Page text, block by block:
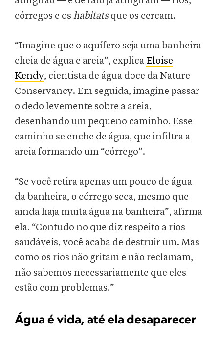
córregos e os habitatsque os cercam.
“Imagine que o aquífero seja uma banheira
cheia de água e areia”, explica Eloise
Kendy, cientista de água doce da Nature
Conservancy. Em seguida, imagine passar
o dedo levemente sobre a areia,
desenhando um pequeno caminho. Esse
caminho se enche de água, que infiltra a
areia formando um “córrego”.
“Se você retira apenas um pouco de água
da banheira, o córrego seca, mesmo que
ainda haja muita água na banheira”, afirma
ela. “Contudo no que diz respeito a rios
saudáveis, você acaba de destruir um. Mas
como os rios não gritam e não reclamam,
não sabemos necessariamente que eles
estão com problemas.”
Água é vida, até ela desaparecer